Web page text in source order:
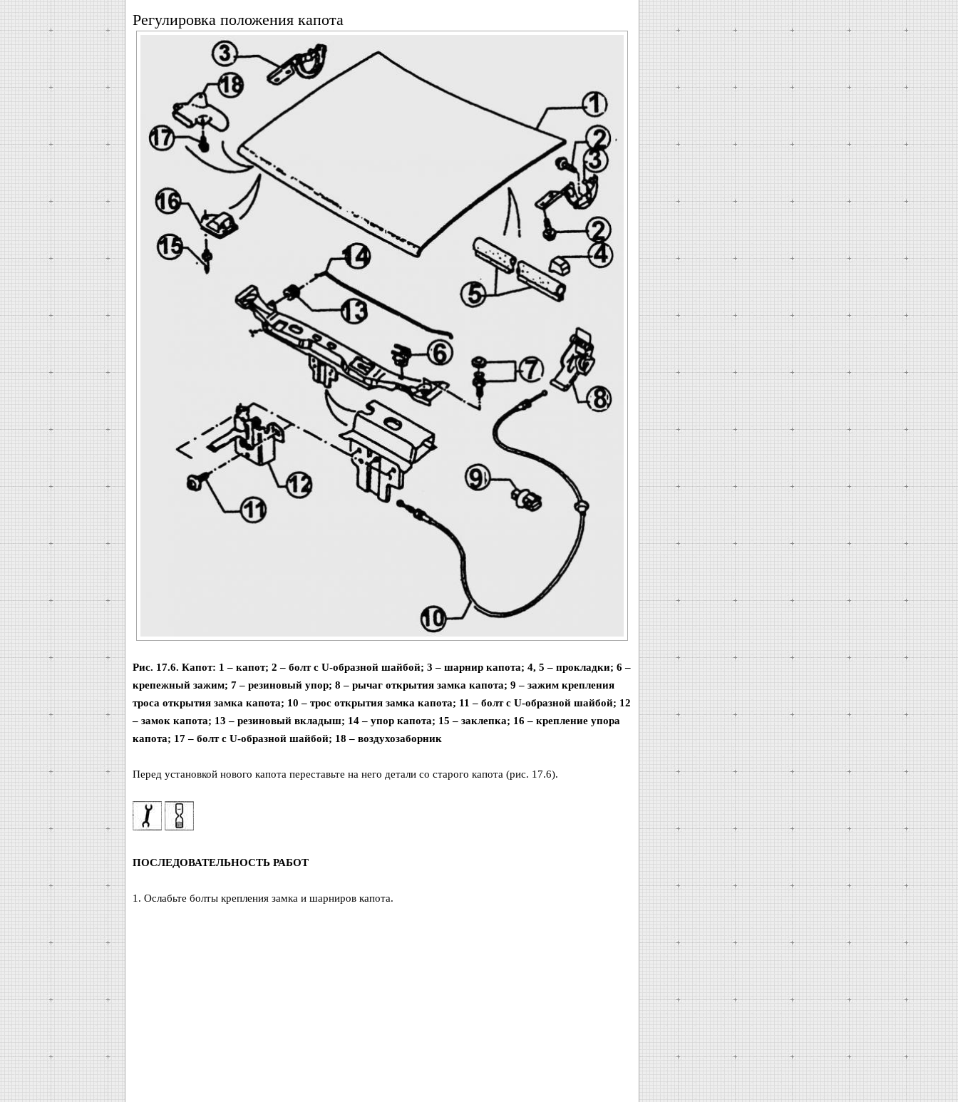
Регулировка положения капота
Рис. 17.6. Капот: 1 – капот; 2 – болт с U-образной шайбой; 3 – шарнир капота; 4, 5 – прокладки; 6 –
крепежный зажим; 7 – резиновый упор; 8 – рычаг открытия замка капота; 9 – зажим крепления
троса открытия замка капота; 10 – трос открытия замка капота; 11 – болт c U-образной шайбой; 12
– замок капота; 13 – резиновый вкладыш; 14 – упор капота; 15 – заклепка; 16 – крепление упора
капота; 17 – болт с U-образной шайбой; 18 – воздухозаборник
Перед установкой нового капота переставьте на него детали со старого капота (рис. 17.6).
ПОСЛЕДОВАТЕЛЬНОСТЬ РАБОТ
1. Ослабьте болты крепления замка и шарниров капота.